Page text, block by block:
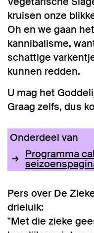
kruisen onze
Oh en we gaan
kannibalisme,
schattige
kunnen redden.
U mag het
Graag zelfs, dus
Onderdeel van
Programma
Pers over De
drieluik:
"Met die zieke